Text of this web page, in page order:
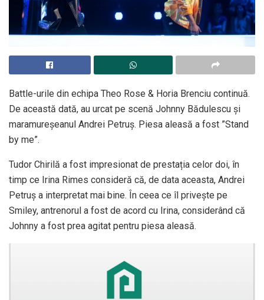
Battle-urile din echipa Theo Rose & Horia Brenciu continuă.
De această dată, au urcat pe scenă Johnny Bădulescu și
maramureşeanul Andrei Petruş. Piesa aleasă a fost ”Stand
by me”.
​Tudor Chirilă a fost impresionat de prestația celor doi, în
timp ce Irina Rimes consideră că, de data aceasta, Andrei
Petruş a interpretat mai bine. În ceea ce îl privește pe
Smiley, antrenorul a fost de acord cu Irina, considerând că
Johnny a fost prea agitat pentru piesa aleasă.